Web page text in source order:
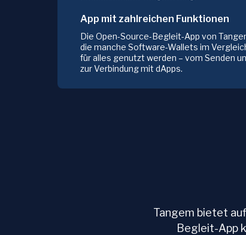
App mit zahlreichen Funktionen
Die Open-Source-Begleit-App von
die manche Software-Wallets im
für alles genutzt werden – vom Senden
zur Verbindung mit dApps.
Tangem bietet
Begleit-App